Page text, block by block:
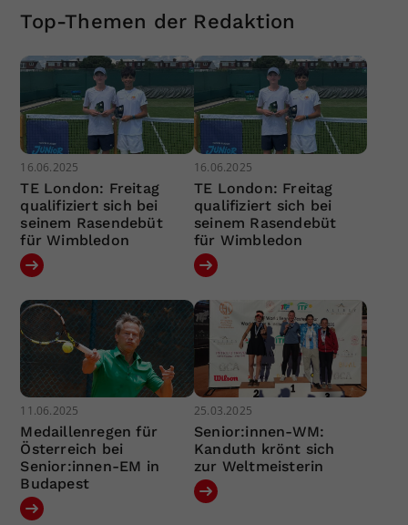
Top-Themen der Redaktion
16.06.2025
TE London: Freitag
qualifiziert sich bei
seinem Rasendebüt
für Wimbledon
16.06.2025
TE London: Freitag
qualifiziert sich bei
seinem Rasendebüt
für Wimbledon
11.06.2025
Medaillenregen für
Österreich bei
Senior:innen-EM in
Budapest
25.03.2025
Senior:innen-WM:
Kanduth krönt sich
zur Weltmeisterin